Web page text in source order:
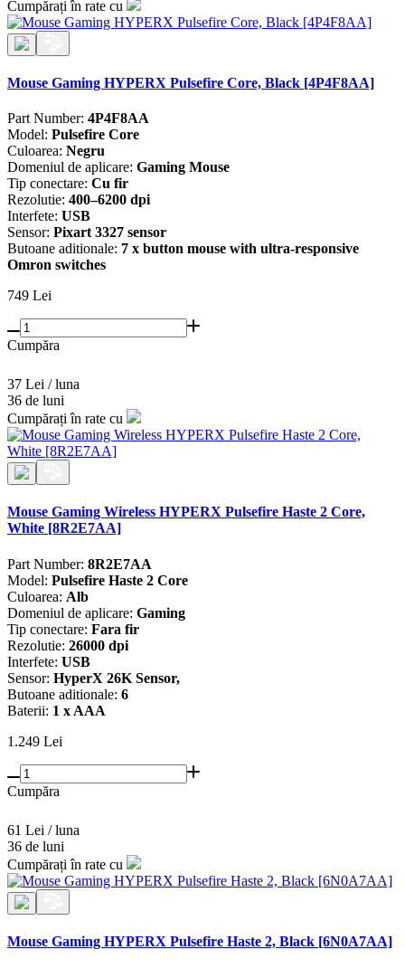
Cumpărați în rate cu
Mouse Gaming HYPERX Pulsefire Core, Black [4P4F8AA]
Part Number: 4P4F8AA
Model: Pulsefire Core
Culoarea: Negru
Domeniul de aplicare: Gaming Mouse
Tip conectare: Cu fir
Rezolutie: 400–6200 dpi
Interfete: USB
Sensor: Pixart 3327 sensor
Butoane aditionale: 7 x button mouse with ultra-responsive
Omron switches
749 Lei
Cumpăra
37 Lei / luna
36 de luni
Cumpărați în rate cu
Mouse Gaming Wireless HYPERX Pulsefire Haste 2 Core,
White [8R2E7AA]
Part Number: 8R2E7AA
Model: Pulsefire Haste 2 Core
Culoarea: Alb
Domeniul de aplicare: Gaming
Tip conectare: Fara fir
Rezolutie: 26000 dpi
Interfete: USB
Sensor: HyperX 26K Sensor,
Butoane aditionale: 6
Baterii: 1 x AAA
1.249 Lei
Cumpăra
61 Lei / luna
36 de luni
Cumpărați în rate cu
Mouse Gaming HYPERX Pulsefire Haste 2, Black [6N0A7AA]